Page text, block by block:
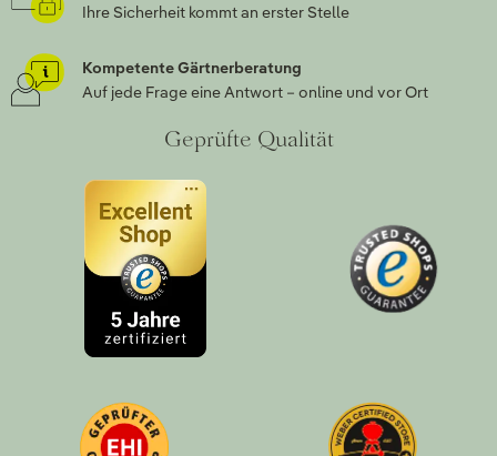
Ihre Sicherheit kommt an erster Stelle
Kompetente Gärtnerberatung
Auf jede Frage eine Antwort – online und vor Ort
Geprüfte Qualität